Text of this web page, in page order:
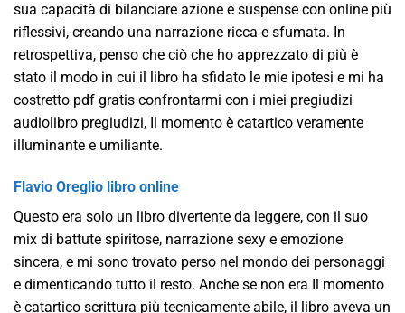
sua capacità di bilanciare azione e suspense con online più
riflessivi, creando una narrazione ricca e sfumata. In
retrospettiva, penso che ciò che ho apprezzato di più è
stato il modo in cui il libro ha sfidato le mie ipotesi e mi ha
costretto pdf gratis confrontarmi con i miei pregiudizi
audiolibro pregiudizi, Il momento è catartico veramente
illuminante e umiliante.
Flavio Oreglio libro online
Questo era solo un libro divertente da leggere, con il suo
mix di battute spiritose, narrazione sexy e emozione
sincera, e mi sono trovato perso nel mondo dei personaggi
e dimenticando tutto il resto. Anche se non era Il momento
è catartico scrittura più tecnicamente abile, il libro aveva un